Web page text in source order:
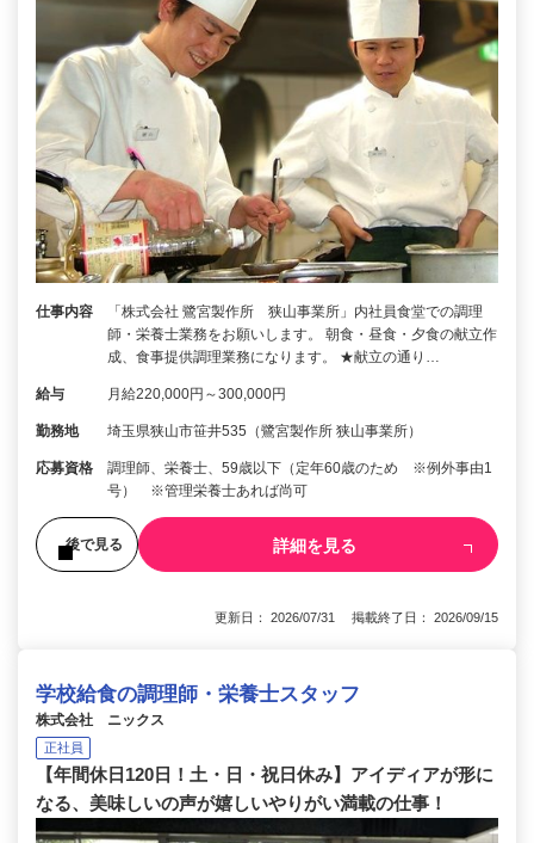
仕事内容
「株式会社 鷺宮製作所 狭山事業所」内社員食堂での調理
師・栄養士業務をお願いします。 朝食・昼食・夕食の献立作
成、食事提供調理業務になります。 ★献立の通り…
給与 月給220,000円～300,000円
勤務地 埼玉県狭山市笹井535（鷺宮製作所 狭山事業所）
応募資格
調理師、栄養士、59歳以下（定年60歳のため ※例外事由1
号） ※管理栄養士あれば尚可
後で見る 詳細を見る
更新日： 2026/07/31 掲載終了日： 2026/09/15
学校給食の調理師・栄養士スタッフ
株式会社 ニックス
正社員
【年間休日120日！土・日・祝日休み】アイディアが形に
なる、美味しいの声が嬉しいやりがい満載の仕事！